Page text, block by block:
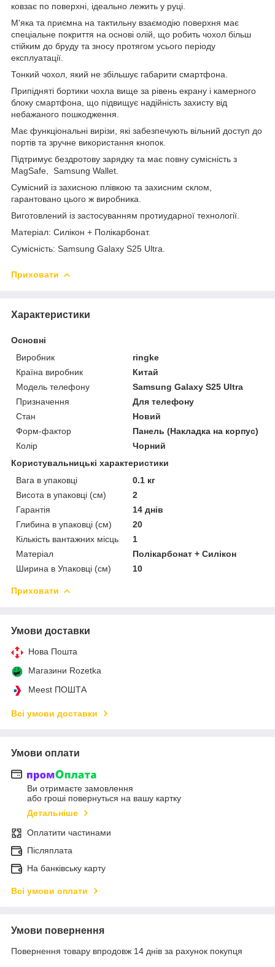
ковзає по поверхні, ідеально лежить у руці.
М'яка та приємна на тактильну взаємодію поверхня має
спеціальне покриття на основі олій, що робить чохол більш
стійким до бруду та зносу протягом усього періоду
експлуатації.
Тонкий чохол, який не збільшує габарити смартфона.
Припідняті бортики чохла вище за рівень екрану і камерного
блоку смартфона, що підвищує надійність захисту від
небажаного пошкодження.
Має функціональні вирізи, які забезпечують вільний доступ до
портів та зручне використання кнопок.
Підтримує бездротову зарядку та має повну сумісність з
MagSafe, Samsung Wallet.
Сумісний із захисною плівкою та захисним склом,
гарантовано цього ж виробника.
Виготовлений із застосуванням протиударної технології.
Матеріал: Силікон + Полікарбонат.
Сумісність: Samsung Galaxy S25 Ultra.
Приховати
Характеристики
Основні
Виробник
ringke
Країна виробник
Китай
Модель телефону
Samsung Galaxy S25 Ultra
Призначення
Для телефону
Стан
Новий
Форм-фактор
Панель (Накладка на корпус)
Колір
Чорний
Користувальницькі характеристики
Вага в упаковці
0.1 кг
Висота в упаковці (см)
2
Гарантія
14 днів
Глибина в упаковці (см)
20
Кількість вантажних місць
1
Матеріал
Полікарбонат + Силікон
Ширина в Упаковці (см)
10
Приховати
Умови доставки
Нова Пошта
Магазини Rozetka
Meest ПОШТА
Всі умови доставки
Умови оплати
Ви отримаєте замовлення
або гроші повернуться на вашу картку
Детальніше
Оплатити частинами
Післяплата
На банківську карту
Всі умови оплати
Умови повернення
Повернення товару впродовж 14 днів за рахунок покупця